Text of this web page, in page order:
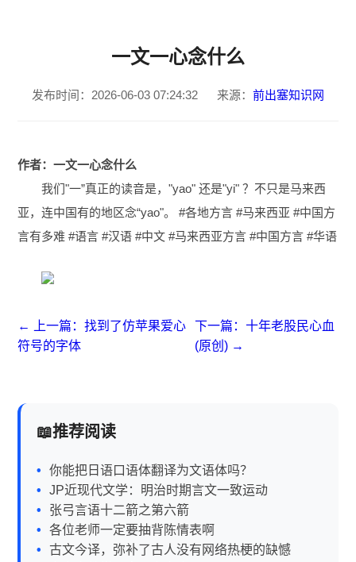
一文一心念什么
发布时间：2026-06-03 07:24:32 来源： 前出塞知识网
作者：一文一心念什么
我们"一”真正的读音是，"yao" 还是"yi" ？不只是马来西
亚，连中国有的地区念“yao"。 #各地方言 #马来西亚 #中国方
言有多难 #语言 #汉语 #中文 #马来西亚方言 #中国方言 #华语
← 上一篇：找到了仿苹果爱心
符号的字体
下一篇：十年老股民心血
(原创) →
推荐阅读
你能把日语口语体翻译为文语体吗？
JP近现代文学：明治时期言文一致运动
张弓言语十二箭之第六箭
各位老师一定要抽背陈情表啊
古文今译，弥补了古人没有网络热梗的缺憾